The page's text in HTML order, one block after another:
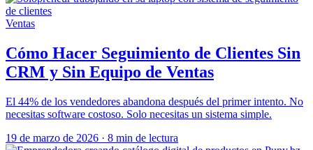
Ventas
Cómo Hacer Seguimiento de Clientes Sin
CRM y Sin Equipo de Ventas
El 44% de los vendedores abandona después del primer intento. No
necesitas software costoso. Solo necesitas un sistema simple.
19 de marzo de 2026 · 8 min de lectura